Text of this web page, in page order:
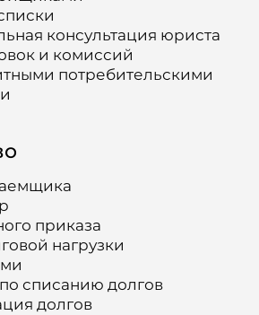
консультация юриста
и комиссий
потребительскими
приказа
нагрузки
списанию долгов
долгов